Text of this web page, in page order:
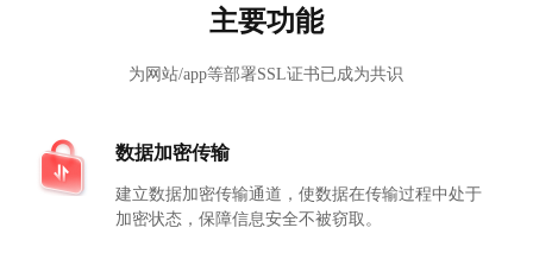
主要功能
为网站/app等部署SSL证书已成为共识
数据加密传输
建立数据加密传输通道，使数据在传输过程中处于
加密状态，保障信息安全不被窃取。